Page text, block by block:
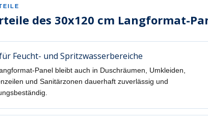
des 30x120 cm Langformat-
Feucht- und Spritzwasserbereiche
Panel bleibt auch in Duschräumen, Umkleiden,
und Sanitärzonen dauerhaft zuverlässig und